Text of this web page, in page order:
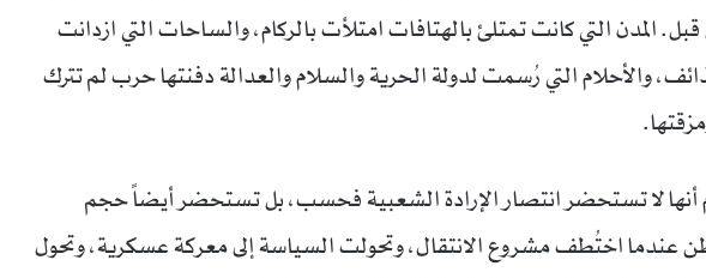
المدن التي كانت تمتلئ بالهتافات امتلأت بالركام، والساحات التي ازدانت
والأحلام التي رُسمت لدولة الحرية والسلام والعدالة دفنتها حرب لم تترك
أنها لا تستحضر انتصار الإرادة الشعبية فحسب، بل تستحضر أيضاً حجم
عندما اختُطف مشروع الانتقال، وتحولت السياسة إلى معركة عسكرية، وتحول